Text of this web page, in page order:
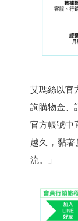
艾瑪絲以官
詢購物金、
官方帳號中
越久，黏
流。」